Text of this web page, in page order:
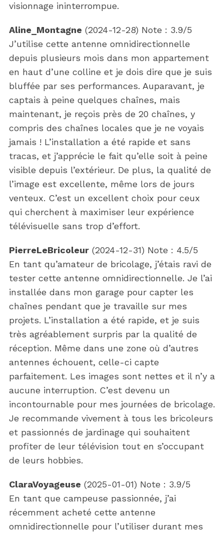
visionnage ininterrompue.
Aline_Montagne (2024-12-28) Note : 3.9/5
J’utilise cette antenne omnidirectionnelle
depuis plusieurs mois dans mon appartement
en haut d’une colline et je dois dire que je suis
bluffée par ses performances. Auparavant, je
captais à peine quelques chaînes, mais
maintenant, je reçois près de 20 chaînes, y
compris des chaînes locales que je ne voyais
jamais ! L’installation a été rapide et sans
tracas, et j’apprécie le fait qu’elle soit à peine
visible depuis l’extérieur. De plus, la qualité de
l’image est excellente, même lors de jours
venteux. C’est un excellent choix pour ceux
qui cherchent à maximiser leur expérience
télévisuelle sans trop d’effort.
PierreLeBricoleur(2024-12-31) Note : 4.5/5
En tant qu’amateur de bricolage, j’étais ravi de
tester cette antenne omnidirectionnelle. Je l’ai
installée dans mon garage pour capter les
chaînes pendant que je travaille sur mes
projets. L’installation a été rapide, et je suis
très agréablement surpris par la qualité de
réception. Même dans une zone où d’autres
antennes échouent, celle-ci capte
parfaitement. Les images sont nettes et il n’y a
aucune interruption. C’est devenu un
incontournable pour mes journées de bricolage.
Je recommande vivement à tous les bricoleurs
et passionnés de jardinage qui souhaitent
profiter de leur télévision tout en s’occupant
de leurs hobbies.
ClaraVoyageuse (2025-01-01) Note : 3.9/5
En tant que campeuse passionnée, j’ai
récemment acheté cette antenne
omnidirectionnelle pour l’utiliser durant mes